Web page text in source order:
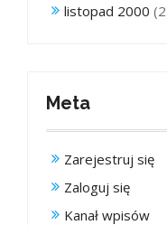
listopad 2000
Meta
Zarejestruj się
Zaloguj się
Kanał wpisów